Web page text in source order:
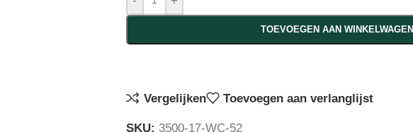
TOEVOEGEN AAN WINKELWAGEN
Vergelijken Toevoegen aan verlanglijst
SKU: 3500-17-WC-52